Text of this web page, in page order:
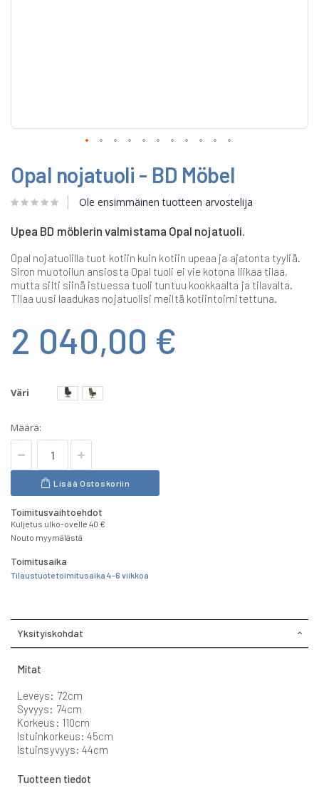
to
the
beginning
of
images
Opal nojatuoli - BD Möbel
Ole ensimmäinen tuotteen arvostelija
Upea BD möblerin valmistama Opal nojatuoli.
Opal nojatuolilla tuot kotiin kuin kotiin upeaa ja ajatonta tyyliä.
Siron muotoilun ansiosta Opal tuoli ei vie kotona liikaa tilaa,
mutta silti siinä istuessa tuoli tuntuu kookkaalta ja tilavalta.
Tilaa uusi laadukas nojatuolisi meiltä kotiintoimitettuna.
2 040,00 €
Väri
Määrä:
Lisää Ostoskoriin
Toimitusvaihtoehdot
Kuljetus ulko-ovelle 40 €
Nouto myymälästä
Toimitusaika
Tilaustuote toimitusaika 4-6 viikkoa
Yksityiskohdat
Mitat
Leveys: 72cm
Syvyys: 74cm
Korkeus: 110cm
Istuinkorkeus: 45cm
Istuinsyvyys: 44cm
Tuotteen tiedot